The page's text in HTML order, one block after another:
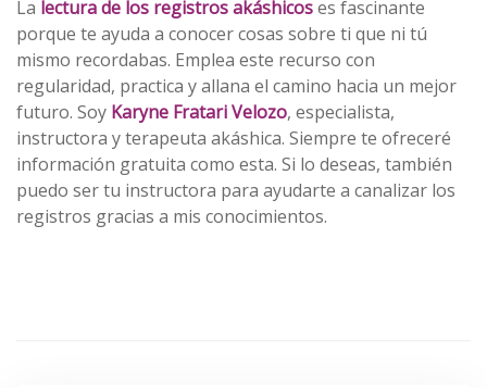
La lectura de los registros akáshicoses fascinante
porque te ayuda a conocer cosas sobre ti que ni tú
mismo recordabas. Emplea este recurso con
regularidad, practica y allana el camino hacia un mejor
futuro. Soy Karyne Fratari Velozo, especialista,
instructora y terapeuta akáshica. Siempre te ofreceré
información gratuita como esta. Si lo deseas, también
puedo ser tu instructora para ayudarte a canalizar los
registros gracias a mis conocimientos.